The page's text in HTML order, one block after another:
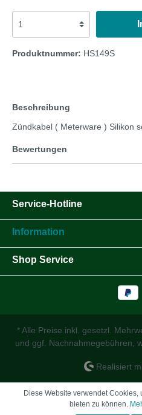
Produktnummer: HS149S
Beschreibung
Zündkabel ( Meterware ) Silikon
Bewertungen
Service-Hotline
Information
Shop Service
* Alle Preise inkl. gesetzl.
und ggf. Nachnahmegebühren,
Realisiert
Diese Website verwendet
bieten zu können.